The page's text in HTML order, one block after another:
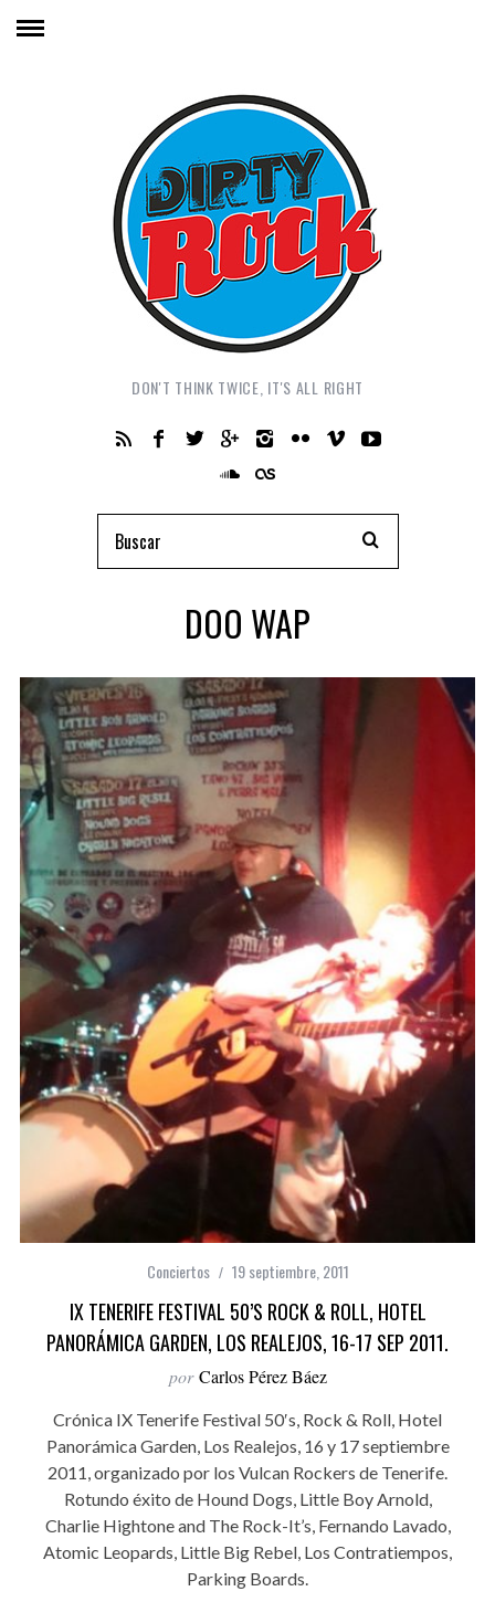
DON'T THINK TWICE, IT'S ALL RIGHT
DOO WAP
Conciertos 19 septiembre, 2011
IX TENERIFE FESTIVAL 50’S ROCK & ROLL, HOTEL
PANORÁMICA GARDEN, LOS REALEJOS, 16-17 SEP 2011.
por Carlos Pérez Báez
Crónica IX Tenerife Festival 50′s, Rock & Roll, Hotel
Panorámica Garden, Los Realejos, 16 y 17 septiembre
2011, organizado por los Vulcan Rockers de Tenerife.
Rotundo éxito de Hound Dogs, Little Boy Arnold,
Charlie Hightone and The Rock-It’s, Fernando Lavado,
Atomic Leopards, Little Big Rebel, Los Contratiempos,
Parking Boards.